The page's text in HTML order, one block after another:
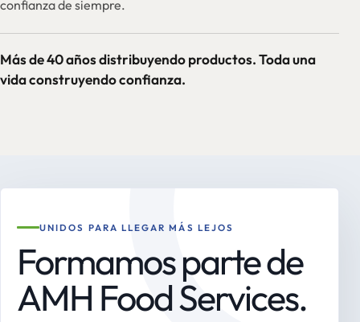
confianza de siempre.
Más de 40 años distribuyendo productos. Toda una
vida construyendo confianza.
UNIDOS PARA LLEGAR MÁS LEJOS
Formamos parte de
AMH Food Services.